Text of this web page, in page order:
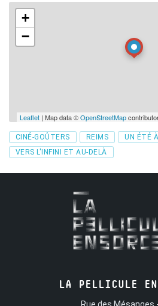
+
−
Leaflet | Map data ©OpenStreetMap
Tags
CINÉ-GOÛTERS REIMS
UN ÉTÉ
VERS L'INFINI ET AU-DELÀ
LA PELLICULE
Rue des Mésanges